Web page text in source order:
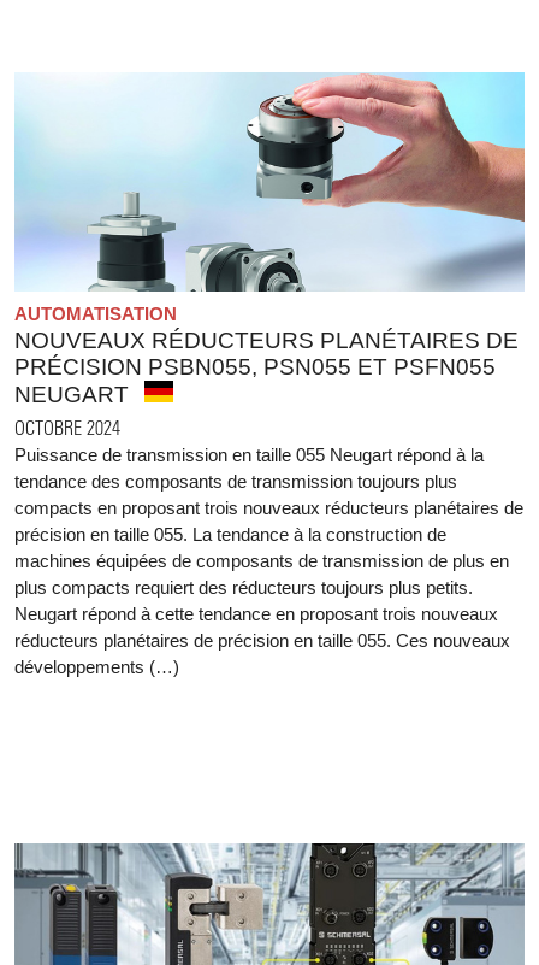
AUTOMATISATION
NOUVEAUX RÉDUCTEURS PLANÉTAIRES DE
PRÉCISION PSBN055, PSN055 ET PSFN055
NEUGART
OCTOBRE 2024
Puissance de transmission en taille 055 Neugart répond à la
tendance des composants de transmission toujours plus
compacts en proposant trois nouveaux réducteurs planétaires de
précision en taille 055. La tendance à la construction de
machines équipées de composants de transmission de plus en
plus compacts requiert des réducteurs toujours plus petits.
Neugart répond à cette tendance en proposant trois nouveaux
réducteurs planétaires de précision en taille 055. Ces nouveaux
développements (…)